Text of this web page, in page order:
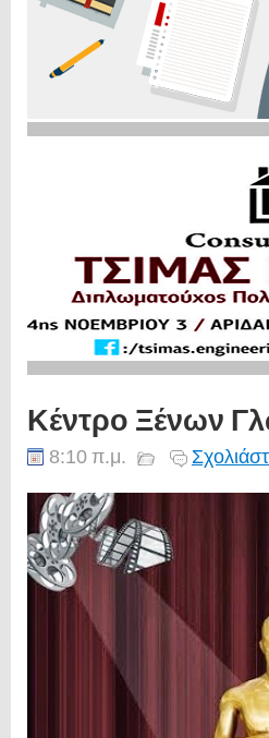
Κέντρο Ξένων
8:10 π.μ.